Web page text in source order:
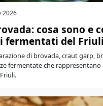
2026
cosa sono e
fermentati del Friuli
di brovada, craut garp,
fermentate che